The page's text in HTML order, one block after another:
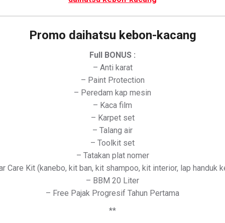
Promo daihatsu kebon-kacang
Full BONUS :
– Anti karat
– Paint Protection
– Peredam kap mesin
– Kaca film
– Karpet set
– Talang air
– Toolkit set
– Tatakan plat nomer
Care Kit (kanebo, kit ban, kit shampoo, kit interior, lap handuk
– BBM 20 Liter
– Free Pajak Progresif Tahun Pertama
**